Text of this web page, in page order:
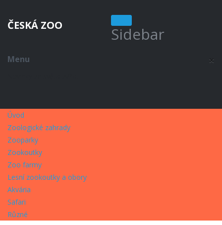
ČESKÁ ZOO Sidebar
×
Menu
Úvod
Zoologické zahrady
Zooparky
Zookoutky
Zoo farmy
Lesní zookoutky a obory
Akvária
Safari
Různé